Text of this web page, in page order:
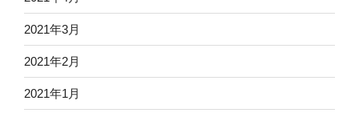
2021年3月
2021年2月
2021年1月